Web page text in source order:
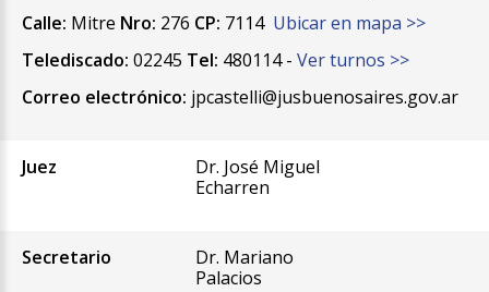
Calle: Mitre Nro: 276 CP: 7114 Ubicar en mapa >>
Telediscado: 02245 Tel: 480114 - Ver turnos >>
Correo electrónico: jpcastelli@jusbuenosaires.gov.ar
Juez
Dr. José Miguel
Echarren
Secretario
Dr. Mariano
Palacios